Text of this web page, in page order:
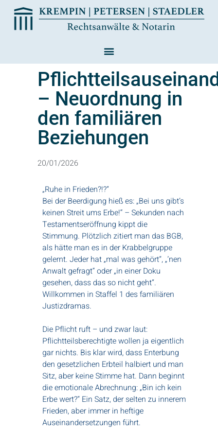
– Neuordnung in
den familiären
Beziehungen
20/01/2026
„Ruhe in Frieden?!?“
Bei der Beerdigung hieß es: „Bei uns gibt’s
keinen Streit ums Erbe!“ – Sekunden nach
Testamentseröffnung kippt die
Stimmung. Plötzlich zitiert man das BGB,
als hätte man es in der Krabbelgruppe
gelernt. Jeder hat „mal was gehört“, „’nen
Anwalt gefragt“ oder „in einer Doku
gesehen, dass das so nicht geht“.
Willkommen in Staffel 1 des familiären
Justizdramas.
Die Pflicht ruft – und zwar laut:
Pflichtteilsberechtigte wollen ja eigentlich
gar nichts. Bis klar wird, dass Enterbung
den gesetzlichen Erbteil halbiert und man
Sitz, aber keine Stimme hat. Dann beginnt
die emotionale Abrechnung: „Bin ich kein
Erbe wert?“ Ein Satz, der selten zu innerem
Frieden, aber immer in heftige
Auseinandersetzungen führt.